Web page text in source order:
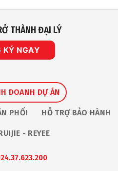
THÀNH ĐẠI LÝ
KÝ NGAY
DOANH DỰ ÁN
PHỐI HỖ TRỢ BẢO HÀNH
- REYEE